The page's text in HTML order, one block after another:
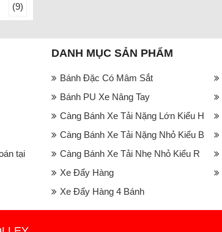
(9)
tại
DANH MỤC SẢN PHẨM
Bánh Đặc Có Mâm Sắt
Bánh PU Xe Nâng Tay
Càng Bánh Xe Tải Nặng Lớn Kiểu H
Càng Bánh Xe Tải Nặng Nhỏ Kiểu B
Càng Bánh Xe Tải Nhẹ Nhỏ Kiểu R
Xe Đẩy Hàng
Xe Đẩy Hàng 4 Bánh